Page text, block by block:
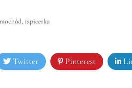
, tapicerka
Twitter Pinterest